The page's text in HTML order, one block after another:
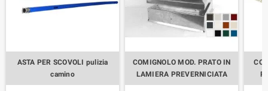
ASTA PER SCOVOLI pulizia
camino
COMIGNOLO MOD. PRATO IN
LAMIERA PREVERNICIATA